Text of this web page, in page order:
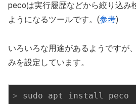
pecoは実行履歴などから絞り込み
ようになるツールです。(参考)
いろいろな用途があるようですが
みを設定しています。
> sudo apt install peco